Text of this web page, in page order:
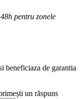
pentru zonele
beneficiaza de garantia
un răspuns